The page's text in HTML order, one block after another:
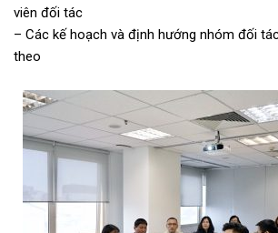
viên đối tác
– Các kế hoạch và định hướng nhóm đối
theo